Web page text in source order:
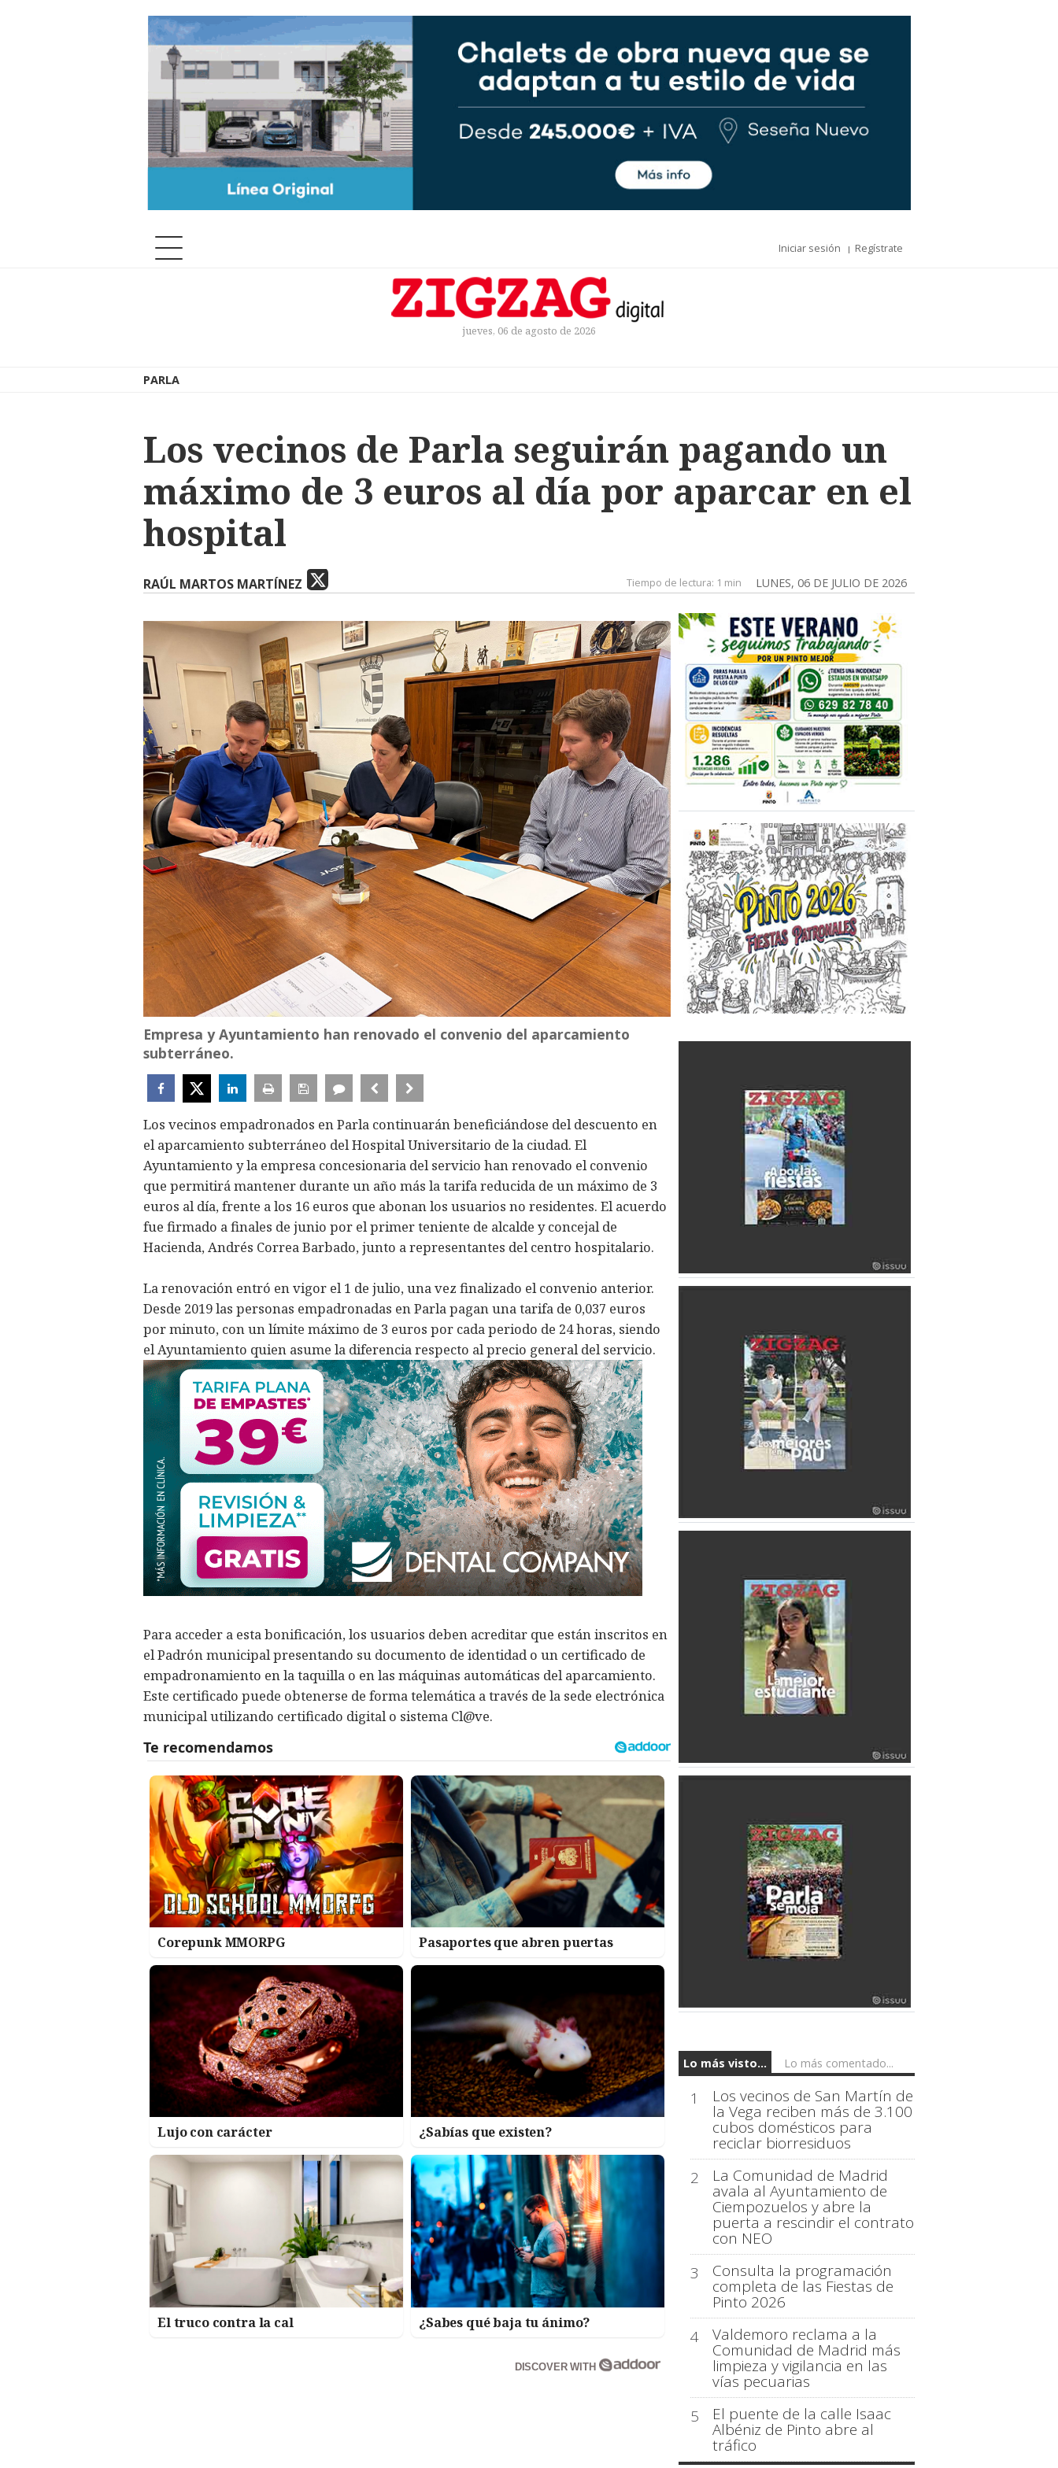
Iniciar sesión Regístrate
jueves, 06 de agosto de 2026
PARLA
Los vecinos de Parla seguirán pagando un
máximo de 3 euros al día por aparcar en el
hospital
RAÚL MARTOS MARTÍNEZ LUNES, 06 DE JULIO DE 2026
Tiempo de lectura: 1 min
Empresa y Ayuntamiento han renovado el convenio del aparcamiento
subterráneo.
Los vecinos empadronados en Parla continuarán beneficiándose del descuento en
el aparcamiento subterráneo del Hospital Universitario de la ciudad. El
Ayuntamiento y la empresa concesionaria del servicio han renovado el convenio
que permitirá mantener durante un año más la tarifa reducida de un máximo de 3
euros al día, frente a los 16 euros que abonan los usuarios no residentes. El acuerdo
fue firmado a finales de junio por el primer teniente de alcalde y concejal de
Hacienda, Andrés Correa Barbado, junto a representantes del centro hospitalario.
La renovación entró en vigor el 1 de julio, una vez finalizado el convenio anterior.
Desde 2019 las personas empadronadas en Parla pagan una tarifa de 0,037 euros
por minuto, con un límite máximo de 3 euros por cada periodo de 24 horas, siendo
el Ayuntamiento quien asume la diferencia respecto al precio general del servicio.
Para acceder a esta bonificación, los usuarios deben acreditar que están inscritos en
el Padrón municipal presentando su documento de identidad o un certificado de
empadronamiento en la taquilla o en las máquinas automáticas del aparcamiento.
Este certificado puede obtenerse de forma telemática a través de la sede electrónica
municipal utilizando certificado digital o sistema Cl@ve.
Corepunk MMORPG Pasaportes que abren puertas
Lujo con carácter ¿Sabías que existen?
El truco contra la cal ¿Sabes qué baja tu ánimo?
DISCOVER WITH
Lo más visto... Lo más comentado...
1 Los vecinos de San Martín de
la Vega reciben más de 3.100
cubos domésticos para
reciclar biorresiduos
2
La Comunidad de Madrid
avala al Ayuntamiento de
Ciempozuelos y abre la
puerta a rescindir el contrato
con NEO
3
Consulta la programación
completa de las Fiestas de
Pinto 2026
4
Valdemoro reclama a la
Comunidad de Madrid más
limpieza y vigilancia en las
vías pecuarias
5
El puente de la calle Isaac
Albéniz de Pinto abre al
tráfico